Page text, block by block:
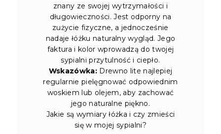
znany ze swojej wytrzymałości i
długowieczności. Jest odporny na
zużycie fizyczne, a jednocześnie
nadaje łóżku naturalny wygląd. Jego
faktura i kolor wprowadzą do twojej
sypialni przytulność i ciepło.
Wskazówka: Drewno lite najlepiej
regularnie pielęgnować odpowiednim
woskiem lub olejem, aby zachować
jego naturalne piękno.
Jakie są wymiary łóżka i czy zmieści
się w mojej sypialni?